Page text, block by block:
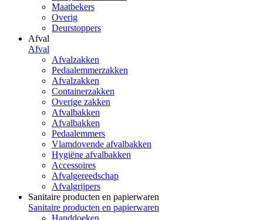
Maatbekers
Overig
Deurstoppers
Afval
Afval
Afvalzakken
Pedaalemmerzakken
Afvalzakken
Containerzakken
Overige zakken
Afvalbakken
Afvalbakken
Pedaalemmers
Vlamdovende afvalbakken
Hygiëne afvalbakken
Accessoires
Afvalgereedschap
Afvalgrijpers
Sanitaire producten en papierwaren
Sanitaire producten en papierwaren
Handdoeken